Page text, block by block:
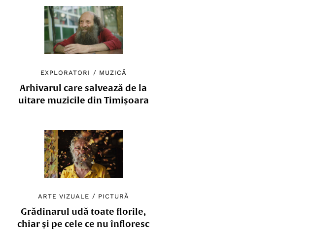
EXPLORATORI / MUZICĂ
Arhivarul care salvează de la
uitare muzicile din Timișoara
ARTE VIZUALE / PICTURĂ
Grădinarul udă toate florile,
chiar și pe cele ce nu înfloresc